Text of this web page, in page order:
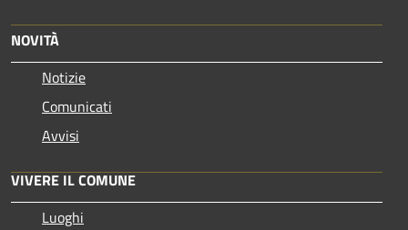
NOVITÀ
Notizie
Comunicati
Avvisi
VIVERE IL COMUNE
Luoghi